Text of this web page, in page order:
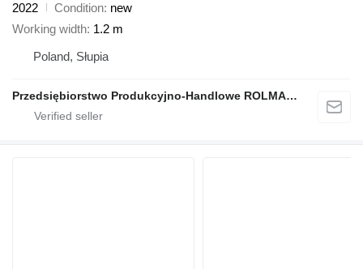
2022
Condition new
Working width 1.2 m
Poland, Słupia
Przedsiębiorstwo Produkcyjno-Handlowe ROLMAPOL Marcin Dziekan